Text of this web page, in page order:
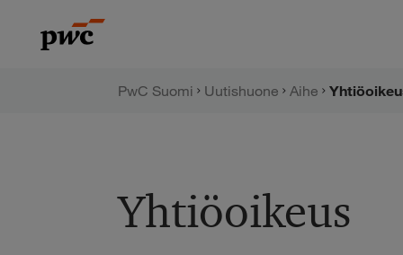
sisältöön
PwC:n
PwC Suomi Uutishuone Aihe
Yhtiöoikeus